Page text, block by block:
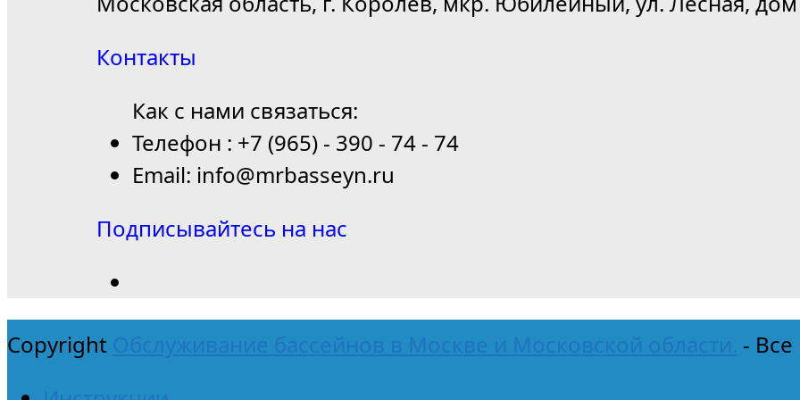
Контакты
Как с нами связаться:
Телефон : +7 (965) - 390 - 74 - 74
Email: info@mrbasseyn.ru
Подписывайтесь на нас
Copyright Обслуживание бассейнов в Москве и Московской области. -